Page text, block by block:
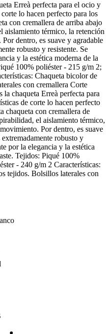
Erreà perfecta para el ocio y
lo hacen perfecto para los
con cremallera de arriba abajo
aislamiento térmico, la retención
dentro, es suave y agradable
robusto y resistente. Se
y la estética moderna de la
100% poliéster - 215 g/m 2;
Chaqueta bicolor de
con cremallera Corte
chaqueta Erreà perfecta para
de corte lo hacen perfecto
chaqueta con cremallera de
el aislamiento térmico,
Por dentro, es suave
robusto y
por la elegancia y la estética
Tejidos: Piqué 100%
- 240 g/m 2 Características:
tejidos. Bolsillos laterales con